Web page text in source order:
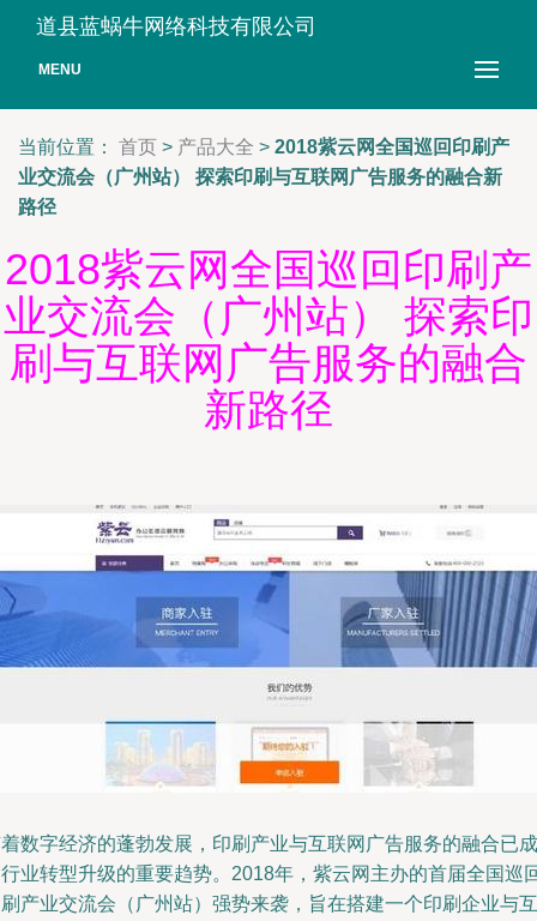
道县蓝蜗牛网络科技有限公司
MENU
当前位置： 首页 > 产品大全 > 2018紫云网全国巡回印刷产
业交流会（广州站） 探索印刷与互联网广告服务的融合新
路径
2018紫云网全国巡回印刷产
业交流会（广州站） 探索印
刷与互联网广告服务的融合
新路径
数字经济的蓬勃发展，印刷产业与互联网广告服务的融合已成
业转型升级的重要趋势。2018年，紫云网主办的首届全国巡
产业交流会（广州站）强势来袭，旨在搭建一个印刷企业与互